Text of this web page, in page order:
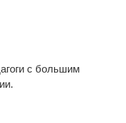
с большим